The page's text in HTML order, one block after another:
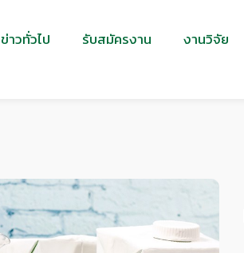
ข่าวทั่วไป รับสมัครงาน งานวิจัย